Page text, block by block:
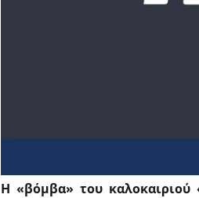
Η «βόμβα» του